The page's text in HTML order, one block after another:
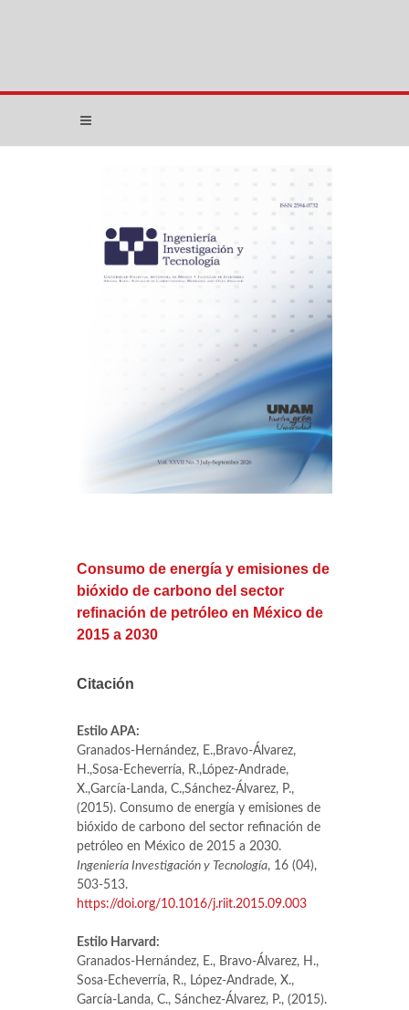
Consumo de energía y emisiones de
bióxido de carbono del sector
refinación de petróleo en México de
2015 a 2030
Citación
Estilo APA:
Granados-Hernández, E.,Bravo-Álvarez,
H.,Sosa-Echeverría, R.,López-Andrade,
X.,García-Landa, C.,Sánchez-Álvarez, P.,
(2015). Consumo de energía y emisiones de
bióxido de carbono del sector refinación de
petróleo en México de 2015 a 2030.
Ingeniería Investigación y Tecnología, 16 (04),
503-513.
https://doi.org/10.1016/j.riit.2015.09.003
Estilo Harvard:
Granados-Hernández, E., Bravo-Álvarez, H.,
Sosa-Echeverría, R., López-Andrade, X.,
García-Landa, C., Sánchez-Álvarez, P., (2015).